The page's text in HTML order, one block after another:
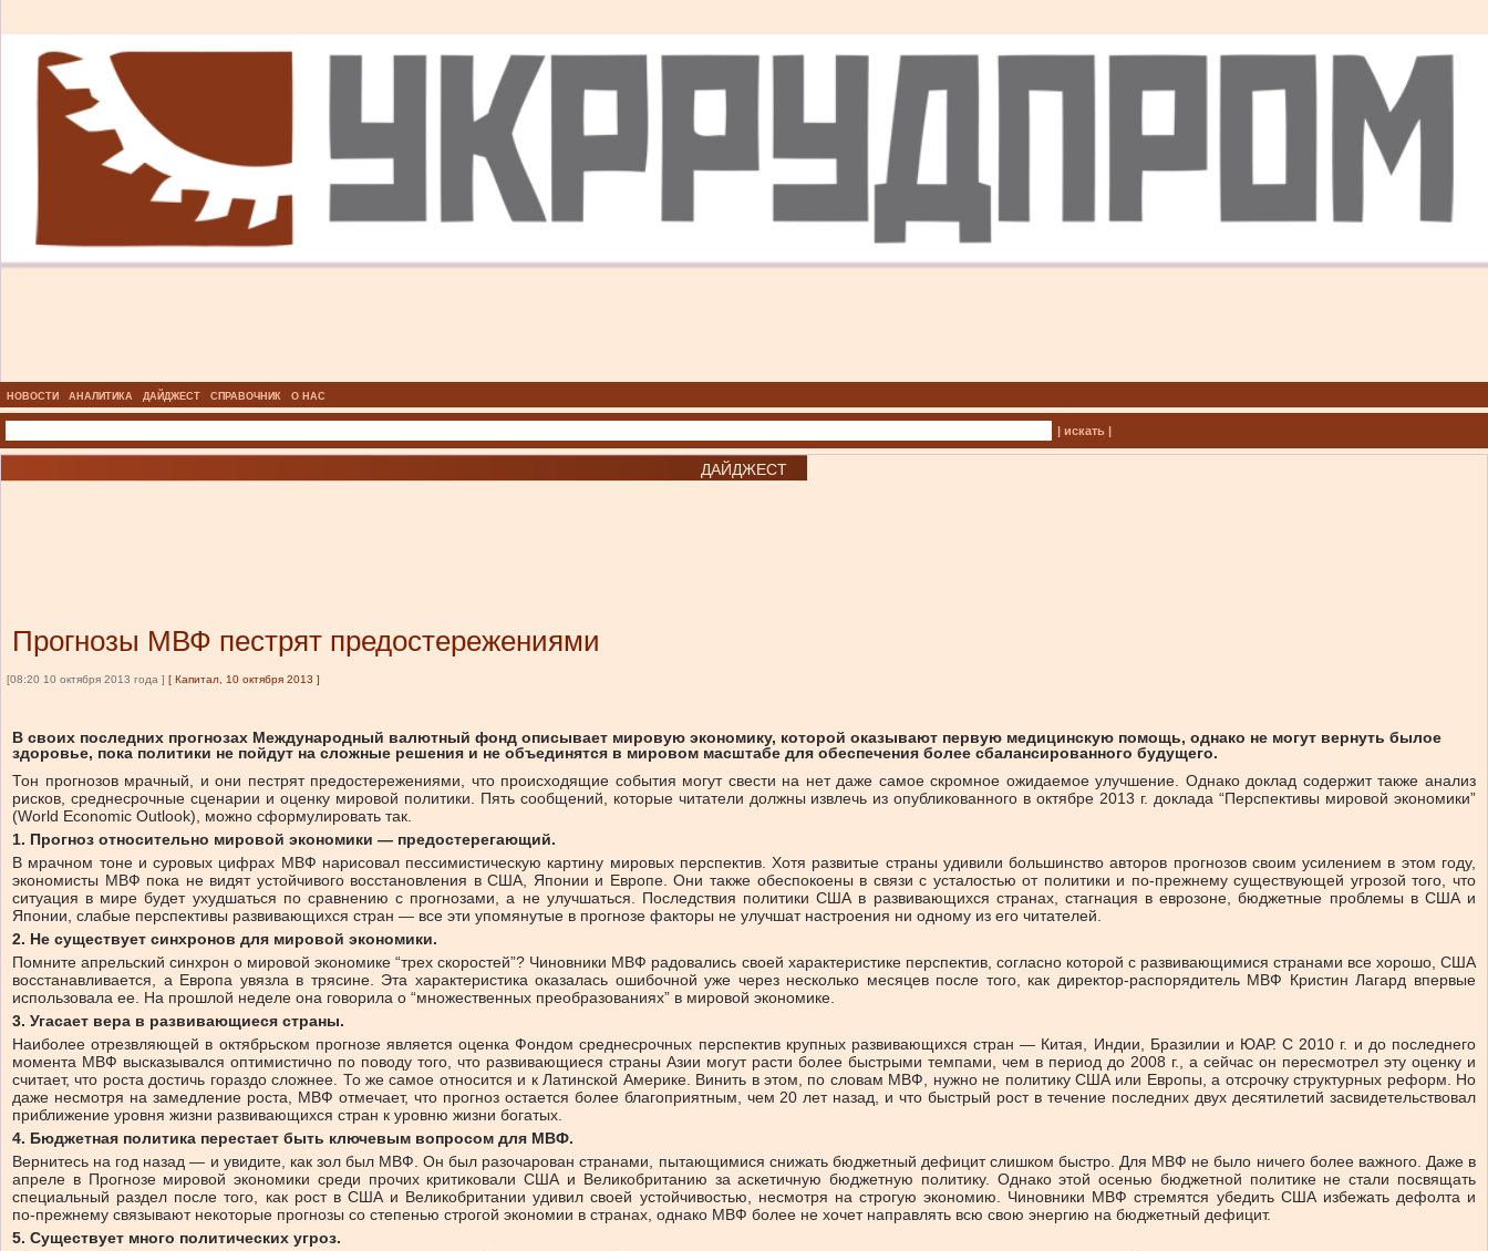
НОВОСТИ АНАЛИТИКА ДАЙДЖЕСТ СПРАВОЧНИК О НАС
| искать |
ДАЙДЖЕСТ
Прогнозы МВФ пестрят предостережениями
[08:20 10 октября 2013 года ] [ Капитал, 10 октября 2013 ]
В своих последних прогнозах Международный валютный фонд описывает мировую экономику, которой оказывают первую медицинскую помощь, однако не могут вернуть былое
здоровье, пока политики не пойдут на сложные решения и не объединятся в мировом масштабе для обеспечения более сбалансированного будущего.
Тон прогнозов мрачный, и они пестрят предостережениями, что происходящие события могут свести на нет даже самое скромное ожидаемое улучшение. Однако доклад содержит также анализ
рисков, среднесрочные сценарии и оценку мировой политики. Пять сообщений, которые читатели должны извлечь из опубликованного в октябре 2013 г. доклада “Перспективы мировой экономики”
(World Economic Outlook), можно сформулировать так.
1. Прогноз относительно мировой экономики — предостерегающий.
В мрачном тоне и суровых цифрах МВФ нарисовал пессимистическую картину мировых перспектив. Хотя развитые страны удивили большинство авторов прогнозов своим усилением в этом году,
экономисты МВФ пока не видят устойчивого восстановления в США, Японии и Европе. Они также обеспокоены в связи с усталостью от политики и по‑прежнему существующей угрозой того, что
ситуация в мире будет ухудшаться по сравнению с прогнозами, а не улучшаться. Последствия политики США в развивающихся странах, стагнация в еврозоне, бюджетные проблемы в США и
Японии, слабые перспективы развивающихся стран — все эти упомянутые в прогнозе факторы не улучшат настроения ни одному из его читателей.
2. Не существует синхронов для мировой экономики.
Помните апрельский синхрон о мировой экономике “трех скоростей”? Чиновники МВФ радовались своей характеристике перспектив, согласно которой с развивающимися странами все хорошо, США
восстанавливается, а Европа увязла в трясине. Эта характеристика оказалась ошибочной уже через несколько месяцев после того, как директор-распорядитель МВФ Кристин Лагард впервые
использовала ее. На прошлой неделе она говорила о “множественных преобразованиях” в мировой экономике.
3. Угасает вера в развивающиеся страны.
Наиболее отрезвляющей в октябрьском прогнозе является оценка Фондом среднесрочных перспектив крупных развивающихся стран — Китая, Индии, Бразилии и ЮАР. С 2010 г. и до последнего
момента МВФ высказывался оптимистично по поводу того, что развивающиеся страны Азии могут расти более быстрыми темпами, чем в период до 2008 г., а сейчас он пересмотрел эту оценку и
считает, что роста достичь гораздо сложнее. То же самое относится и к Латинской Америке. Винить в этом, по словам МВФ, нужно не политику США или Европы, а отсрочку структурных реформ. Но
даже несмотря на замедление роста, МВФ отмечает, что прогноз остается более благоприятным, чем 20 лет назад, и что быстрый рост в течение последних двух десятилетий засвидетельствовал
приближение уровня жизни развивающихся стран к уровню жизни богатых.
4. Бюджетная политика перестает быть ключевым вопросом для МВФ.
Вернитесь на год назад — и увидите, как зол был МВФ. Он был разочарован странами, пытающимися снижать бюджетный дефицит слишком быстро. Для МВФ не было ничего более важного. Даже в
апреле в Прогнозе мировой экономики среди прочих критиковали США и Великобританию за аскетичную бюджетную политику. Однако этой осенью бюджетной политике не стали посвящать
специальный раздел после того, как рост в США и Великобритании удивил своей устойчивостью, несмотря на строгую экономию. Чиновники МВФ стремятся убедить США избежать дефолта и
по‑прежнему связывают некоторые прогнозы со степенью строгой экономии в странах, однако МВФ более не хочет направлять всю свою энергию на бюджетный дефицит.
5. Существует много политических угроз.